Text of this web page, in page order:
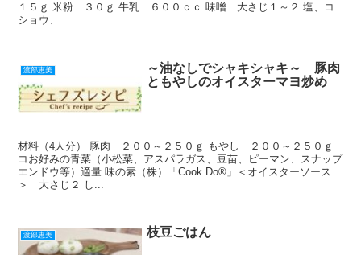
１５ｇ 米粉 ３０ｇ 牛乳 ６００ｃｃ 味噌 大さじ１～２ 塩、コ
ショウ、...
渡部恵美
～油なしでシャキシャキ～ 豚肉
ともやしのオイスターマヨ炒め
材料（4人分） 豚肉 ２００～２５０ｇ もやし ２００～２５０ｇ
コお好みの青菜（小松菜、アスパラガス、豆苗、ピーマン、スナップ
エンドウ等）適量 味の素（株）「Cook Do®」＜オイスターソース
＞ 大さじ２ し...
渡部恵美 枝豆ごはん